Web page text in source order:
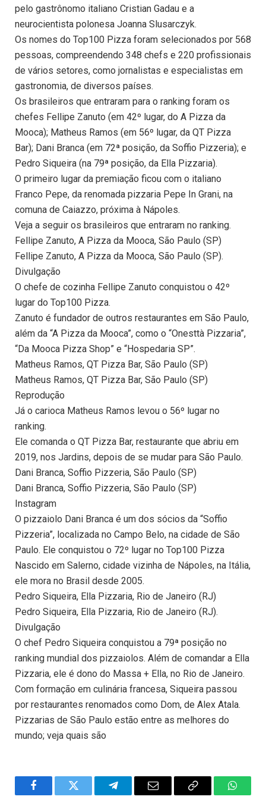
pelo gastrônomo italiano Cristian Gadau e a
neurocientista polonesa Joanna Slusarczyk.
Os nomes do Top100 Pizza foram selecionados por 568
pessoas, compreendendo 348 chefs e 220 profissionais
de vários setores, como jornalistas e especialistas em
gastronomia, de diversos países.
Os brasileiros que entraram para o ranking foram os
chefes Fellipe Zanuto (em 42º lugar, do A Pizza da
Mooca); Matheus Ramos (em 56º lugar, da QT Pizza
Bar); Dani Branca (em 72ª posição, da Soffio Pizzeria); e
Pedro Siqueira (na 79ª posição, da Ella Pizzaria).
O primeiro lugar da premiação ficou com o italiano
Franco Pepe, da renomada pizzaria Pepe In Grani, na
comuna de Caiazzo, próxima à Nápoles.
Veja a seguir os brasileiros que entraram no ranking.
Fellipe Zanuto, A Pizza da Mooca, São Paulo (SP)
Fellipe Zanuto, A Pizza da Mooca, São Paulo (SP).
Divulgação
O chefe de cozinha Fellipe Zanuto conquistou o 42º
lugar do Top100 Pizza.
Zanuto é fundador de outros restaurantes em São Paulo,
além da “A Pizza da Mooca”, como o “Onesttà Pizzaria”,
“Da Mooca Pizza Shop” e “Hospedaria SP”.
Matheus Ramos, QT Pizza Bar, São Paulo (SP)
Matheus Ramos, QT Pizza Bar, São Paulo (SP)
Reprodução
Já o carioca Matheus Ramos levou o 56º lugar no
ranking.
Ele comanda o QT Pizza Bar, restaurante que abriu em
2019, nos Jardins, depois de se mudar para São Paulo.
Dani Branca, Soffio Pizzeria, São Paulo (SP)
Dani Branca, Soffio Pizzeria, São Paulo (SP)
Instagram
O pizzaiolo Dani Branca é um dos sócios da “Soffio
Pizzeria”, localizada no Campo Belo, na cidade de São
Paulo. Ele conquistou o 72º lugar no Top100 Pizza
Nascido em Salerno, cidade vizinha de Nápoles, na Itália,
ele mora no Brasil desde 2005.
Pedro Siqueira, Ella Pizzaria, Rio de Janeiro (RJ)
Pedro Siqueira, Ella Pizzaria, Rio de Janeiro (RJ).
Divulgação
O chef Pedro Siqueira conquistou a 79ª posição no
ranking mundial dos pizzaiolos. Além de comandar a Ella
Pizzaria, ele é dono do Massa + Ella, no Rio de Janeiro.
Com formação em culinária francesa, Siqueira passou
por restaurantes renomados como Dom, de Alex Atala.
Pizzarias de São Paulo estão entre as melhores do
mundo; veja quais são
FacebookTwitter TelegramEmail Copy